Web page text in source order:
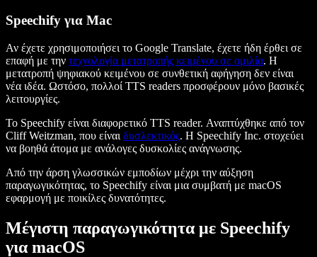
Speechify για Mac
Αν έχετε χρησιμοποιήσει το Google Translate, έχετε ήδη έρθει σε
επαφή με την τεχνολογία μετατροπής κειμένου σε ομιλία. Η
μετατροπή ψηφιακού κειμένου σε συνθετική αφήγηση δεν είναι
νέα ιδέα. Ωστόσο, πολλοί TTS readers προσφέρουν μόνο βασικές
λειτουργίες.
Το Speechify είναι διαφορετικό TTS reader. Αναπτύχθηκε από τον
Cliff Weitzman, που είναι δυσλεκτικός. Η Speechify Inc. στοχεύει
να βοηθά άτομα με ανάλογες δυσκολίες ανάγνωσης.
Από την άρση γλωσσικών εμποδίων μέχρι την αύξηση
παραγωγικότητας, το Speechify είναι μια συμβατή με macOS
εφαρμογή με ποικίλες δυνατότητες.
Μέγιστη παραγωγικότητα με Speechify
για macOS